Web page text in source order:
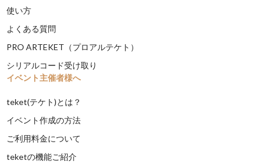
使い方
よくある質問
PRO ARTEKET（プロアルテケト）
シリアルコード受け取り
イベント主催者様へ
teket(テケト)とは？
イベント作成の方法
ご利用料金について
teketの機能ご紹介